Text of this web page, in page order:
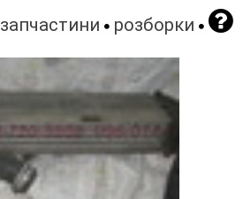
запчастини розборки